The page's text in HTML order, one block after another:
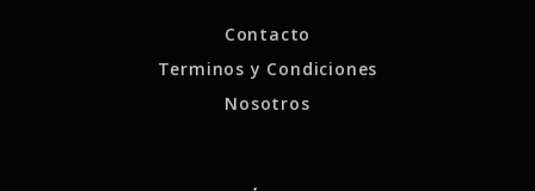
Contacto
Terminos y Condiciones
Nosotros